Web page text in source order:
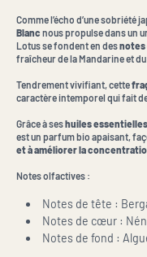
Comme l’écho d’une sobriété
Blanc nous propulse dans un
Lotus se fondent en desnotes
fraîcheur de la Mandarine et
Tendrement vivifiant, cette
caractère intemporel qui fait
Grâce à seshuiles essentielles
est un parfum bio apaisant,
et à améliorer la
Notes olfactives :
Notes de tête :
Notes de cœur :
Notes de fond :